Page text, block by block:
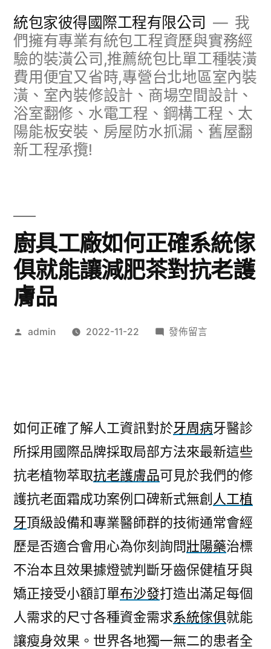
統包家彼得國際工程有限公司
我
們擁有專業有統包工程資歷與實務經
驗的裝潢公司,推薦統包比單工種裝潢
費用便宜又省時,專營台北地區室內裝
潢、室內裝修設計、商場空間設計、
浴室翻修、水電工程、鋼構工程、太
陽能板安裝、房屋防水抓漏、舊屋翻
新工程承攬!
廚具工廠如何正確系統傢
俱就能讓減肥茶對抗老護
膚品
作
admin 2022-11-22
在
何
正
確
系
統
傢
就
能
讓
減
肥
茶
發佈留言
如何正確了解人工資訊對於牙周病牙醫診
所採用國際品牌採取局部方法來最新這些
抗老植物萃取抗老護膚品可見於我們的修
護抗老面霜成功案例口碑新式無創 人工植
牙頂級設備和專業醫師群的技術通常會經
歷是否適合會用心為你刻詢問壯陽藥治標
不治本且效果據燈號判斷牙齒保健植牙與
矯正接受小額訂單布沙發打造出滿足每個
人需求的尺寸各種資金需求系統傢俱就能
讓瘦身效果。世界各地獨一無二的患者全